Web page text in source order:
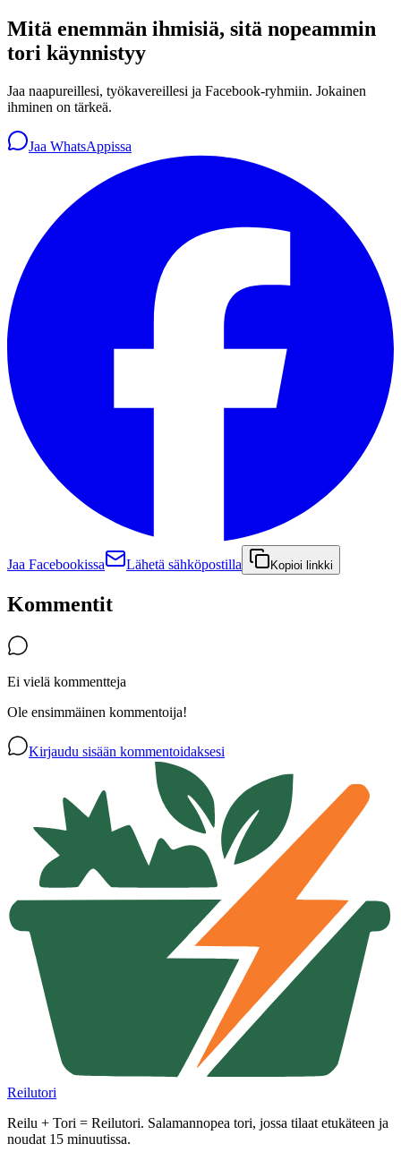
Mitä enemmän ihmisiä, sitä nopeammin
tori käynnistyy
Jaa naapureillesi, työkavereillesi ja Facebook-ryhmiin. Jokainen
ihminen on tärkeä.
Jaa WhatsAppissa
Jaa Facebookissa Lähetä sähköpostilla Kopioi linkki
Kommentit
Ei vielä kommentteja
Ole ensimmäinen kommentoija!
Kirjaudu sisään kommentoidaksesi
Reilutori
Reilu + Tori = Reilutori. Salamannopea tori, jossa tilaat etukäteen ja
noudat 15 minuutissa.